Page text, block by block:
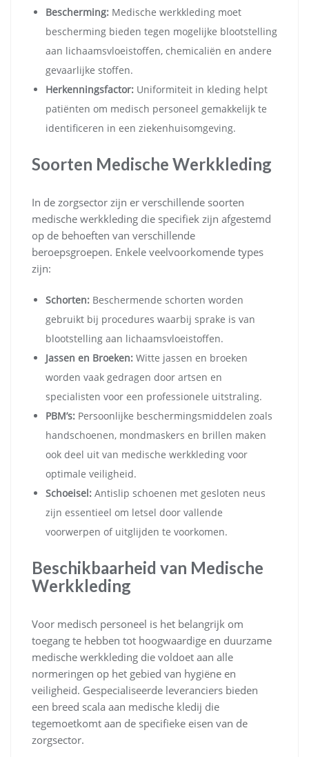
Bescherming: Medische werkkleding moet
bescherming bieden tegen mogelijke blootstelling
aan lichaamsvloeistoffen, chemicaliën en andere
gevaarlijke stoffen.
Herkenningsfactor: Uniformiteit in kleding helpt
patiënten om medisch personeel gemakkelijk te
identificeren in een ziekenhuisomgeving.
Soorten Medische Werkkleding
In de zorgsector zijn er verschillende soorten
medische werkkleding die specifiek zijn afgestemd
op de behoeften van verschillende
beroepsgroepen. Enkele veelvoorkomende types
zijn:
Schorten: Beschermende schorten worden
gebruikt bij procedures waarbij sprake is van
blootstelling aan lichaamsvloeistoffen.
Jassen en Broeken: Witte jassen en broeken
worden vaak gedragen door artsen en
specialisten voor een professionele uitstraling.
PBM’s: Persoonlijke beschermingsmiddelen zoals
handschoenen, mondmaskers en brillen maken
ook deel uit van medische werkkleding voor
optimale veiligheid.
Schoeisel: Antislip schoenen met gesloten neus
zijn essentieel om letsel door vallende
voorwerpen of uitglijden te voorkomen.
Beschikbaarheid van Medische
Werkkleding
Voor medisch personeel is het belangrijk om
toegang te hebben tot hoogwaardige en duurzame
medische werkkleding die voldoet aan alle
normeringen op het gebied van hygiëne en
veiligheid. Gespecialiseerde leveranciers bieden
een breed scala aan medische kledij die
tegemoetkomt aan de specifieke eisen van de
zorgsector.